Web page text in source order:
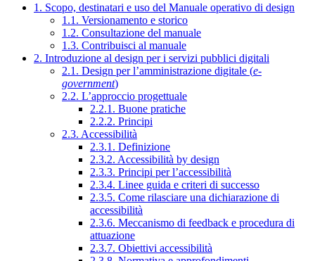
1. Scopo, destinatari e uso del Manuale operativo di design
1.1. Versionamento e storico
1.2. Consultazione del manuale
1.3. Contribuisci al manuale
2. Introduzione al design per i servizi pubblici digitali
2.1. Design per l’amministrazione digitale (e-
government)
2.2. L’approccio progettuale
2.2.1. Buone pratiche
2.2.2. Principi
2.3. Accessibilità
2.3.1. Definizione
2.3.2. Accessibilità by design
2.3.3. Principi per l’accessibilità
2.3.4. Linee guida e criteri di successo
2.3.5. Come rilasciare una dichiarazione di
accessibilità
2.3.6. Meccanismo di feedback e procedura di
attuazione
2.3.7. Obiettivi accessibilità